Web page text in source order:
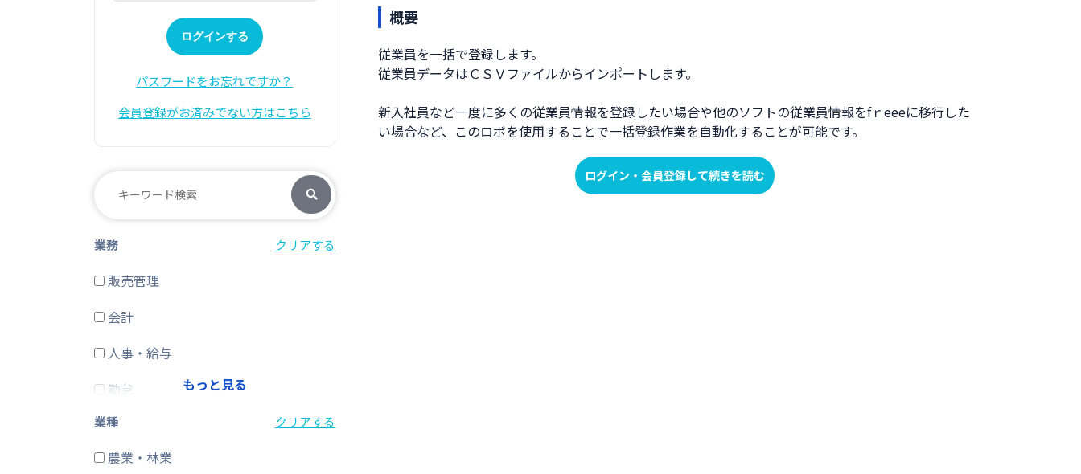
概要
従業員を一括で登録します。
従業員データはＣＳＶファイルからインポートします。
新入社員など一度に多くの従業員情報を登録したい場合や他のソフトの従業員情報をfｒeeeに移行した
い場合など、このロボを使用することで一括登録作業を自動化することが可能です。
ログイン・会員登録して続きを読む
ログインする
パスワードをお忘れですか？
会員登録がお済みでない方はこちら
業務 クリアする
販売管理
会計
人事・給与
勤怠
経費精算
CRM・SFA
もっと見る
業種 クリアする
農業・林業